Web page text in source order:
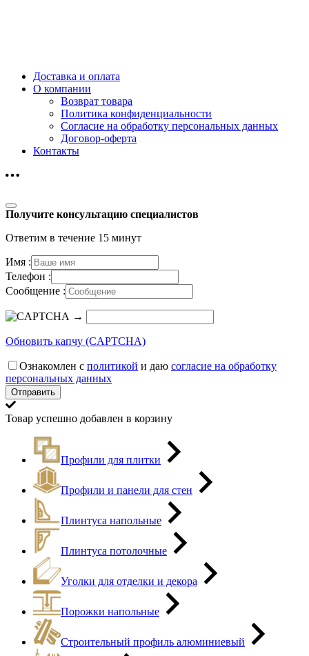
Доставка и оплата
О компании
Возврат товара
Политика конфиденциальности
Согласие на обработку персональных данных
Договор-оферта
Контакты
Получите консультацию специалистов
Ответим в течение 15 минут
Имя :
Телефон :
Сообщение :
→
Обновить капчу (CAPTCHA)
Ознакомлен с политикой и даю согласие на обработку
персональных данных
Товар успешно добавлен в корзину
Профили для плитки
Профили и панели для стен
Плинтуса напольные
Плинтуса потолочные
Уголки для отделки и декора
Порожки напольные
Строительный профиль алюминиевый